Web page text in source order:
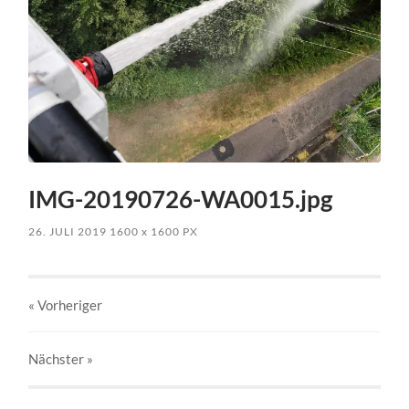
IMG-20190726-WA0015.jpg
26. JULI 2019 1600x 1600 PX
« Vorheriger
Nächster »